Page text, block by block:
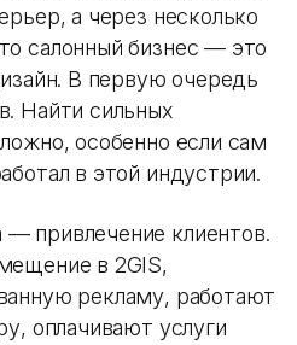
а через несколько
салонный бизнес — это
В первую очередь
Найти сильных
особенно если сам
в этой индустрии.
привлечение клиентов.
в 2GIS,
рекламу, работают
оплачивают услуги